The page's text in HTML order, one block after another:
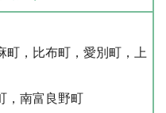
町，比布町，愛別町，上
，南富良野町